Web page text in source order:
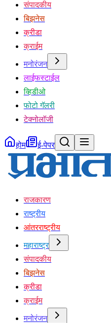
संपादकीय
बिझनेस
क्रीडा
क्राईम
मनोरंजन
लाईफस्टाईल
व्हिडीओ
फोटो गॅलरी
टेक्नोलॉजी
होम ई-पेपर
राजकारण
राष्ट्रीय
आंतरराष्ट्रीय
महाराष्ट्र
संपादकीय
बिझनेस
क्रीडा
क्राईम
मनोरंजन